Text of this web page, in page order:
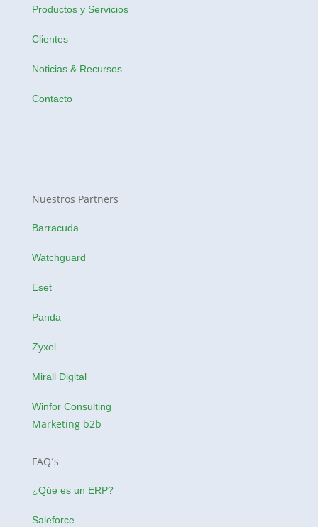
Productos y Servicios
Clientes
Noticias & Recursos
Contacto
Nuestros Partners
Barracuda
Watchguard
Eset
Panda
Zyxel
Mirall Digital
Winfor Consulting
Marketing b2b
FAQ´s
¿Qúe es un ERP?
Saleforce